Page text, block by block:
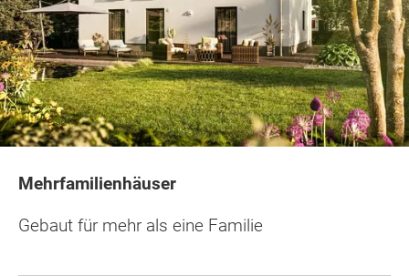
Mehrfamilienhäuser
Gebaut für mehr als eine Familie